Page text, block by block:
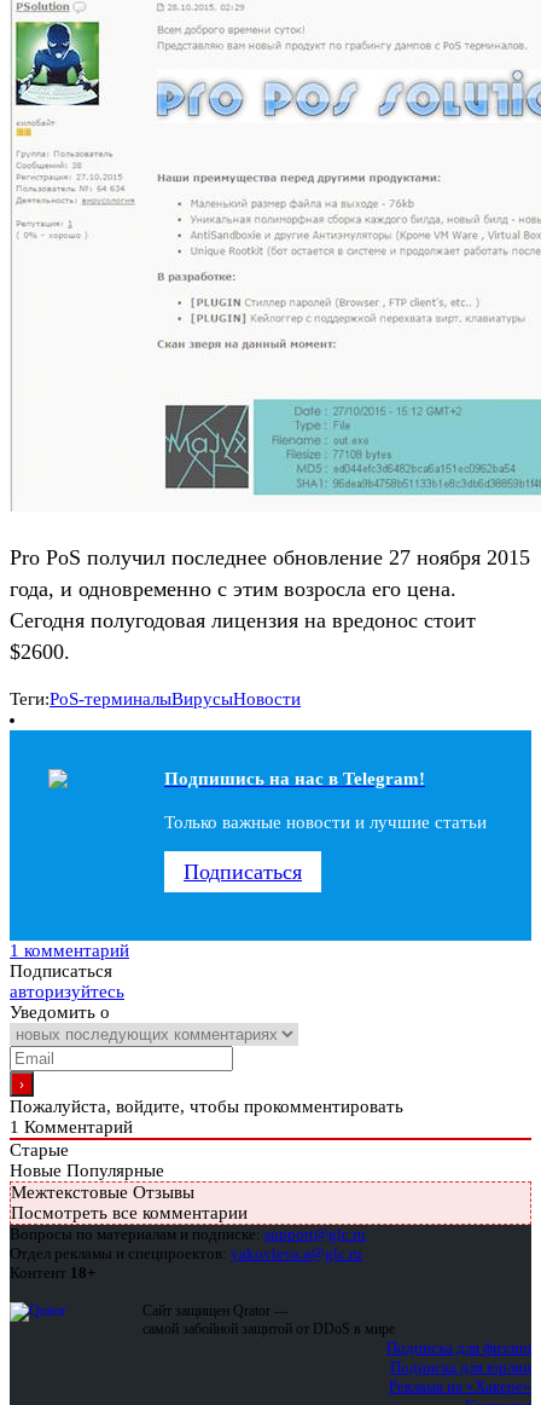
Pro PoS получил последнее обновление 27 ноября 2015
года, и одновременно с этим возросла его цена.
Cегодня полугодовая лицензия на вредонос стоит
$2600.
Теги:PoS-терминалыВирусыНовости
Подпишись на наc в Telegram!
Только важные новости и лучшие статьи
Подписаться
1 комментарий
Подписаться
авторизуйтесь
Уведомить о
Пожалуйста, войдите, чтобы прокомментировать
1 Комментарий
Старые
Новые Популярные
Межтекстовые Отзывы
Посмотреть все комментарии
Вопросы по материалам и подписке: support@glc.ru
Отдел рекламы и спецпроектов: yakovleva.a@glc.ru
Контент 18+
Сайт защищен Qrator —
самой забойной защитой от DDoS в мире
Подписка для физлиц
Подписка для юрлиц
Реклама на «Хакере»